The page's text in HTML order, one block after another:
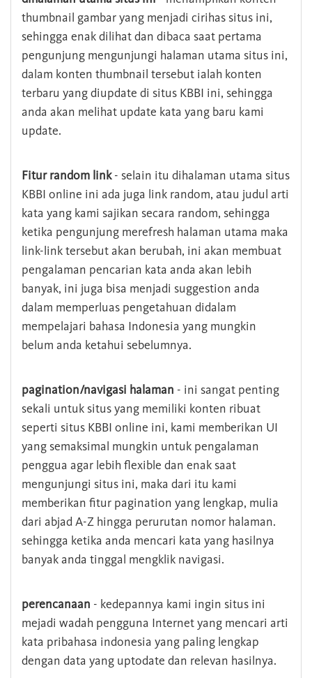
thumbnail gambar yang menjadi cirihas situs ini,
sehingga enak dilihat dan dibaca saat pertama
pengunjung mengunjungi halaman utama situs ini,
dalam konten thumbnail tersebut ialah konten
terbaru yang diupdate di situs KBBI ini, sehingga
anda akan melihat update kata yang baru kami
update.
Fitur random link- selain itu dihalaman utama situs
KBBI online ini ada juga link random, atau judul arti
kata yang kami sajikan secara random, sehingga
ketika pengunjung merefresh halaman utama maka
link-link tersebut akan berubah, ini akan membuat
pengalaman pencarian kata anda akan lebih
banyak, ini juga bisa menjadi suggestion anda
dalam memperluas pengetahuan didalam
mempelajari bahasa Indonesia yang mungkin
belum anda ketahui sebelumnya.
pagination/navigasi halaman - ini sangat penting
sekali untuk situs yang memiliki konten ribuat
seperti situs KBBI online ini, kami memberikan UI
yang semaksimal mungkin untuk pengalaman
penggua agar lebih flexible dan enak saat
mengunjungi situs ini, maka dari itu kami
memberikan fitur pagination yang lengkap, mulia
dari abjad A-Z hingga perurutan nomor halaman.
sehingga ketika anda mencari kata yang hasilnya
banyak anda tinggal mengklik navigasi.
perencanaan - kedepannya kami ingin situs ini
mejadi wadah pengguna Internet yang mencari arti
kata pribahasa indonesia yang paling lengkap
dengan data yang uptodate dan relevan hasilnya.